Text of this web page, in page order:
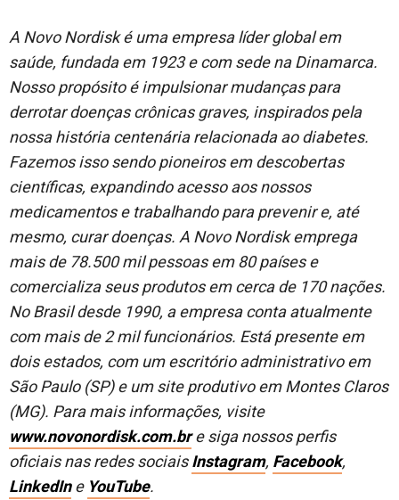
A Novo Nordisk é uma empresa líder global em
saúde, fundada em 1923 e com sede na Dinamarca.
Nosso propósito é impulsionar mudanças para
derrotar doenças crônicas graves, inspirados pela
nossa história centenária relacionada ao diabetes.
Fazemos isso sendo pioneiros em descobertas
científicas, expandindo acesso aos nossos
medicamentos e trabalhando para prevenir e, até
mesmo, curar doenças. A Novo Nordisk emprega
mais de 78.500 mil pessoas em 80 países e
comercializa seus produtos em cerca de 170 nações.
No Brasil desde 1990, a empresa conta atualmente
com mais de 2 mil funcionários. Está presente em
dois estados, com um escritório administrativo em
São Paulo (SP) e um site produtivo em Montes Claros
(MG). Para mais informações, visite
www.novonordisk.com.bre siga nossos perfis
oficiais nas redes sociaisInstagram, Facebook,
LinkedIne YouTube.